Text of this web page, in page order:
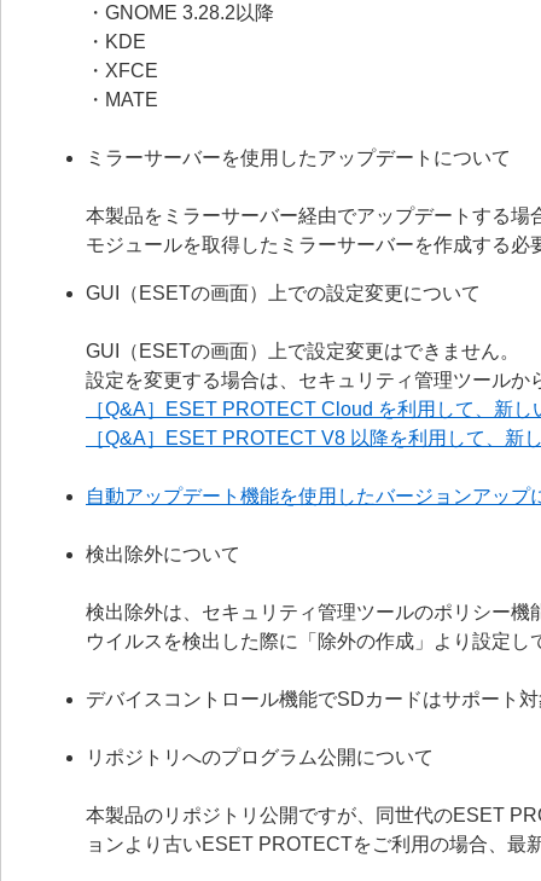
・GNOME 3.28.2以降
・KDE
・XFCE
・MATE
ミラーサーバーを使用したアップデートについて
本製品をミラーサーバー経由でアップデートする
モジュールを取得したミラーサーバーを作成する必
GUI（ESETの画面）上での設定変更について
GUI（ESETの画面）上で設定変更はできません。
設定を変更する場合は、セキュリティ管理ツール
［Q&A］ESET PROTECT Cloud を利用して、新
［Q&A］ESET PROTECT V8 以降を利用して、新
自動アップデート機能を使用したバージョンアップ
検出除外について
検出除外は、セキュリティ管理ツールのポリシー機
ウイルスを検出した際に「除外の作成」より設定し
デバイスコントロール機能でSDカードはサポート
リポジトリへのプログラム公開について
本製品のリポジトリ公開ですが、同世代のESET
ョンより古いESET PROTECTをご利用の場合、